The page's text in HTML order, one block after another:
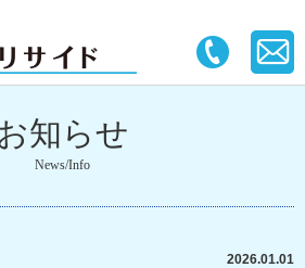
知らせ
News/Info
2026.01.01